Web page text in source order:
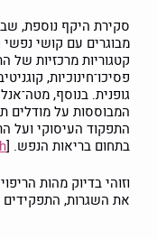
סקירת היקף נוספת,
קטגוריות מרכזיות של
פסיכו־חינוכיות,
גופנית. בנוסף,
המבוססות על מודלים
התפקוד העיסוקי ועל
בתחום בריאות הנפש. [
וזוהי בדיוק מהות
את השגרות, התפקידים